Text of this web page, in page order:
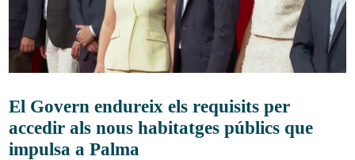
El Govern endureix els requisits per
accedir als nous habitatges públics que
impulsa a Palma